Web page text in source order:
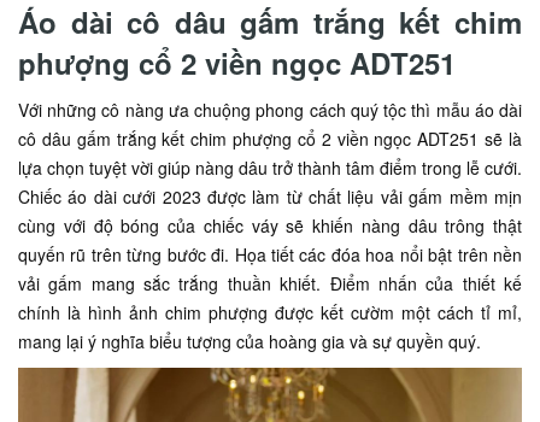
Áo dài cô dâu gấm trắng kết chim
phượng cổ 2 viền ngọc ADT251
Với những cô nàng ưa chuộng phong cách quý tộc thì mẫu áo dài
cô dâu gấm trắng kết chim phượng cổ 2 viền ngọc ADT251 sẽ là
lựa chọn tuyệt vời giúp nàng dâu trở thành tâm điểm trong lễ cưới.
Chiếc áo dài cưới 2023 được làm từ chất liệu vải gấm mềm mịn
cùng với độ bóng của chiếc váy sẽ khiến nàng dâu trông thật
quyến rũ trên từng bước đi. Họa tiết các đóa hoa nổi bật trên nền
vải gấm mang sắc trắng thuần khiết. Điểm nhấn của thiết kế
chính là hình ảnh chim phượng được kết cườm một cách tỉ mỉ,
mang lại ý nghĩa biểu tượng của hoàng gia và sự quyền quý.